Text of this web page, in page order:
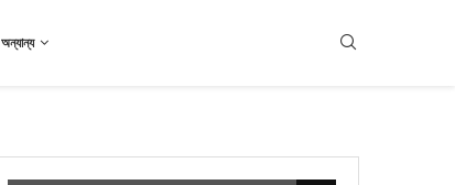
অন্যান্য